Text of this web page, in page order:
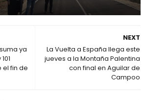
NEXT
La Vuelta a España llega este
jueves a la Montaña Palentina
con final en Aguilar de
Campoo
ya
el fin de